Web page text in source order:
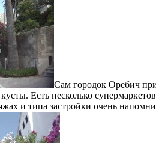
Сам городок Оребич
Есть несколько
и типа застройки очень